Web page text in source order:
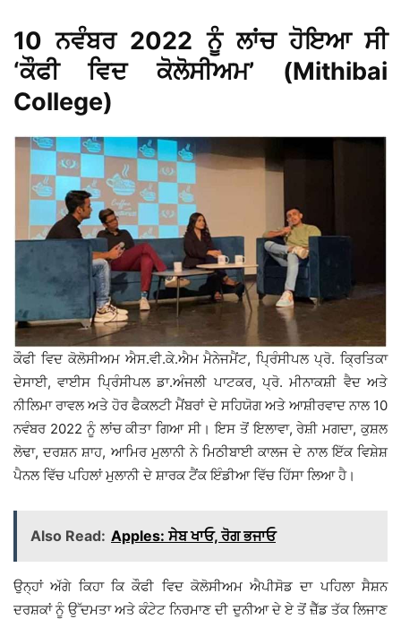
10 ਨਵੰਬਰ 2022 ਨੂੰ ਲਾਂਚ ਹੋਇਆ ਸੀ
‘ਕੌਫੀ ਵਿਦ ਕੋਲੋਸੀਅਮ’ (Mithibai
College)
ਕੌਫੀ ਵਿਦ ਕੋਲੋਸੀਅਮ ਐਸ.ਵੀ.ਕੇ.ਐਮ ਮੈਨੇਜਮੈਂਟ, ਪ੍ਰਿੰਸੀਪਲ ਪ੍ਰੋ. ਕ੍ਰਿਤਿਕਾ
ਦੇਸਾਈ, ਵਾਈਸ ਪ੍ਰਿੰਸੀਪਲ ਡਾ.ਅੰਜਲੀ ਪਾਟਕਰ, ਪ੍ਰੋ. ਮੀਨਾਕਸ਼ੀ ਵੈਦ ਅਤੇ
ਨੀਲਿਮਾ ਰਾਵਲ ਅਤੇ ਹੋਰ ਫੈਕਲਟੀ ਮੈਂਬਰਾਂ ਦੇ ਸਹਿਯੋਗ ਅਤੇ ਆਸ਼ੀਰਵਾਦ ਨਾਲ 10
ਨਵੰਬਰ 2022 ਨੂੰ ਲਾਂਚ ਕੀਤਾ ਗਿਆ ਸੀ। ਇਸ ਤੋਂ ਇਲਾਵਾ, ਰੇਸ਼ੀ ਮਗਦਾ, ਕੁਸ਼ਲ
ਲੋਢਾ, ਦਰਸ਼ਨ ਸ਼ਾਹ, ਆਮਿਰ ਮੁਲਾਨੀ ਨੇ ਮਿਠੀਬਾਈ ਕਾਲਜ ਦੇ ਨਾਲ ਇੱਕ ਵਿਸ਼ੇਸ਼
ਪੈਨਲ ਵਿੱਚ ਪਹਿਲਾਂ ਮੁਲਾਨੀ ਦੇ ਸ਼ਾਰਕ ਟੈਂਕ ਇੰਡੀਆ ਵਿੱਚ ਹਿੱਸਾ ਲਿਆ ਹੈ।
Also Read: Apples: ਸੇਬ ਖਾਓ, ਰੋਗ ਭਜਾਓ
ਉਨ੍ਹਾਂ ਅੱਗੇ ਕਿਹਾ ਕਿ ਕੌਫੀ ਵਿਦ ਕੋਲੋਸੀਅਮ ਐਪੀਸੋਡ ਦਾ ਪਹਿਲਾ ਸੈਸ਼ਨ
ਦਰਸ਼ਕਾਂ ਨੂੰ ਉੱਦਮਤਾ ਅਤੇ ਕੰਟੇਟ ਨਿਰਮਾਣ ਦੀ ਦੁਨੀਆ ਦੇ ਏ ਤੋਂ ਜ਼ੈੱਡ ਤੱਕ ਲਿਜਾਣ